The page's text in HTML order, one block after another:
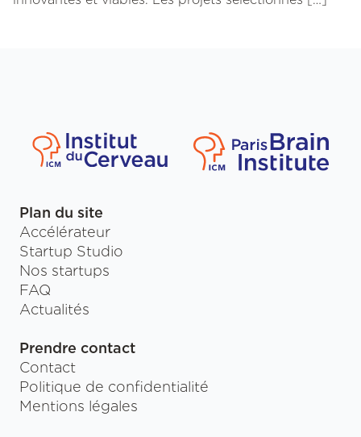
Plan du site
Accélérateur
Startup Studio
Nos startups
FAQ
Actualités
Prendre contact
Contact
Politique de confidentialité
Mentions légales